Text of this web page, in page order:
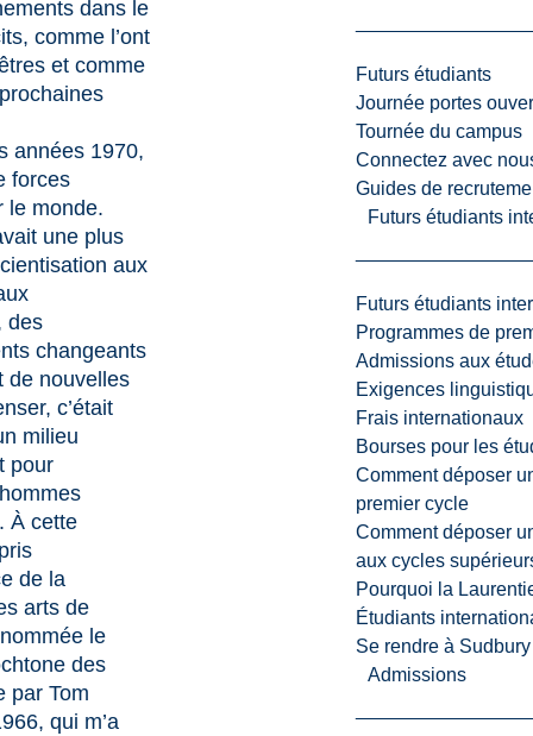
Futurs étudiants
Journée portes
Tournée du campus
Connectez avec
Guides de
Futurs étudiants
Futurs étudiants
Programmes de
Admissions aux
Exigences
Frais internationaux
Bourses pour les
Comment déposer
premier cycle
Comment déposer
aux cycles
Pourquoi la
Étudiants
Se rendre à Sudbury
Admissions
dans le
comme l’ont
et comme
années 1970,
forces
le monde.
une plus
aux
des
changeants
de nouvelles
c’était
milieu
pour
À cette
de la
arts de
le
des
par Tom
qui m’a